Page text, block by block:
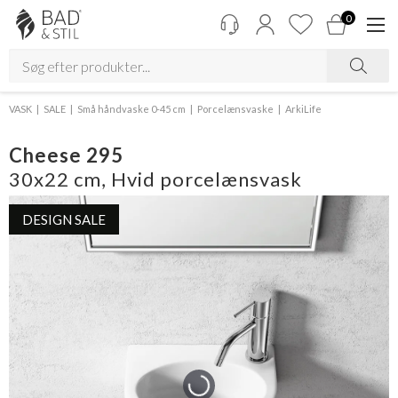
0
VASK SALE Små håndvaske 0-45 cm Porcelænsvaske ArkiLife
Cheese 295
30x22 cm, Hvid porcelænsvask
DESIGN SALE